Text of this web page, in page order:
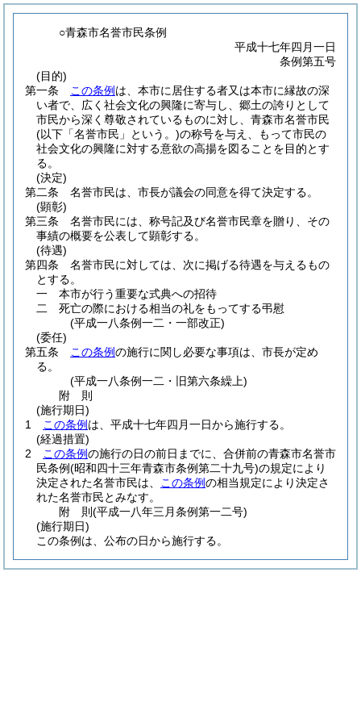
○青森市名誉市民条例
平成十七年四月一日
条例第五号
(目的)
第一条
この条例 は、本市に居住する者又は本市に縁故の深
い者で、広く社会文化の興隆に寄与し、郷土の誇りとして
市民から深く尊敬されているものに対し、青森市名誉市民
(以下「名誉市民」という。)の称号を与え、もって市民の
社会文化の興隆に対する意欲の高揚を図ることを目的とす
る。
(決定)
第二条
名誉市民は、市長が議会の同意を得て決定する。
(顕彰)
第三条
名誉市民には、称号記及び名誉市民章を贈り、その
事績の概要を公表して顕彰する。
(待遇)
第四条
名誉市民に対しては、次に掲げる待遇を与えるもの
とする。
一
本市が行う重要な式典への招待
二
死亡の際における相当の礼をもってする弔慰
(平成一八条例一二・一部改正)
(委任)
第五条
この条例の施行に関し必要な事項は、市長が定め
る。
(平成一八条例一二・旧第六条繰上)
附 則
(施行期日)
1
この条例 は、平成十七年四月一日から施行する。
(経過措置)
2
この条例の施行の日の前日までに、合併前の青森市名誉市
民条例(昭和四十三年青森市条例第二十九号)の規定により
決定された名誉市民は、
この条例の相当規定により決定さ
れた名誉市民とみなす。
附 則(平成一八年三月条例第一二号)
(施行期日)
この条例は、公布の日から施行する。